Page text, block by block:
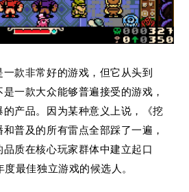
一款非常好的游戏，但它从头到
一款大众能够普遍接受的游戏，
产品。因为某种意义上说，《挖
普及的所有雷点全部踩了一遍，
质在核心玩家群体中建立起口
最佳独立游戏的候选人。